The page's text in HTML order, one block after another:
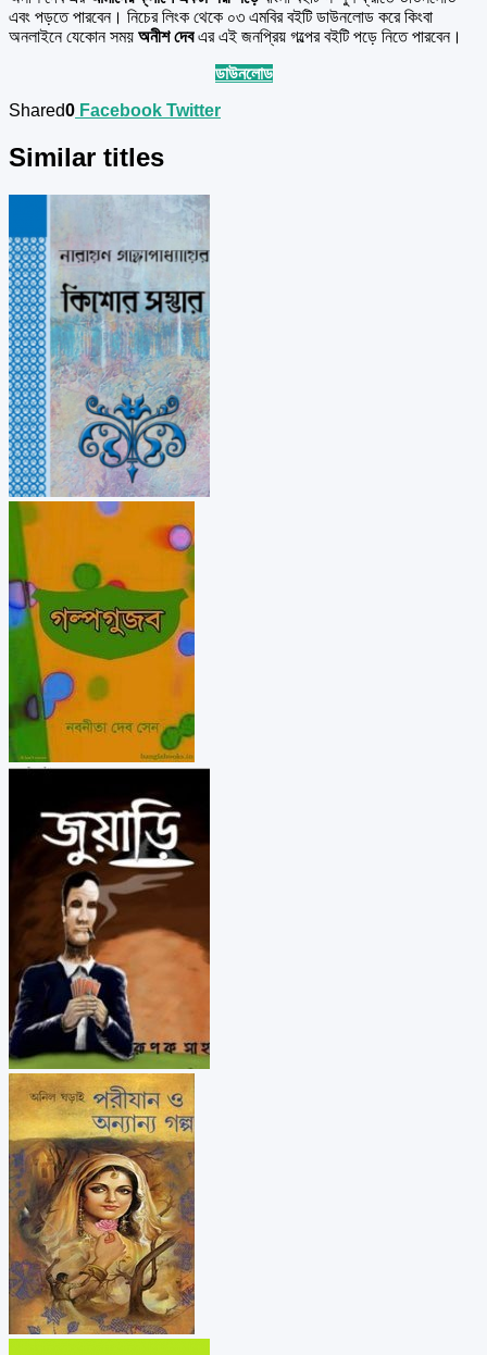
এবং পড়তে পারবেন। নিচের লিংক থেকে ০৩ এমবির বইটি ডাউনলোড করে কিংবা
অনলাইনে যেকোন সময় অনীশ দেবএর এই জনপ্রিয় গল্পের বইটি পড়ে নিতে পারবেন।
ডাউনলোড
Shared0 Facebook Twitter
Similar titles